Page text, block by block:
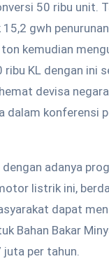
50 ribu unit.
gwh
kemudian
ribu KL dengan ini
devisa
dalam konferensi
dengan adanya
listrik ini,
dapat
Bahan Bakar
juta per tahun.